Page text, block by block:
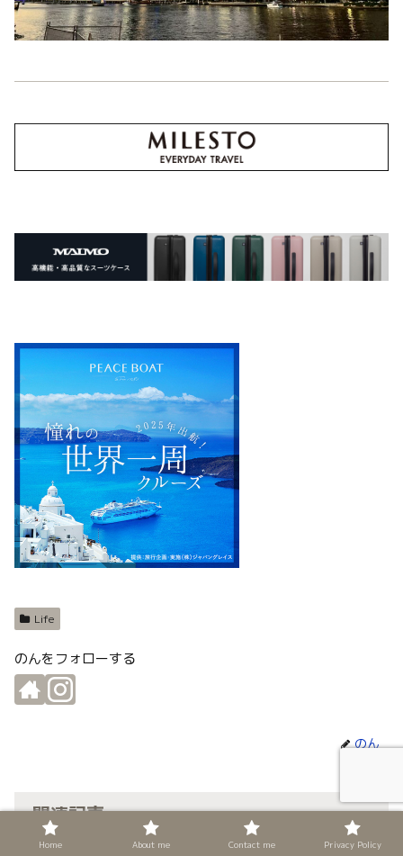
Life
のんをフォローする
のん
関連記事
Home About me Contact me Privacy Policy